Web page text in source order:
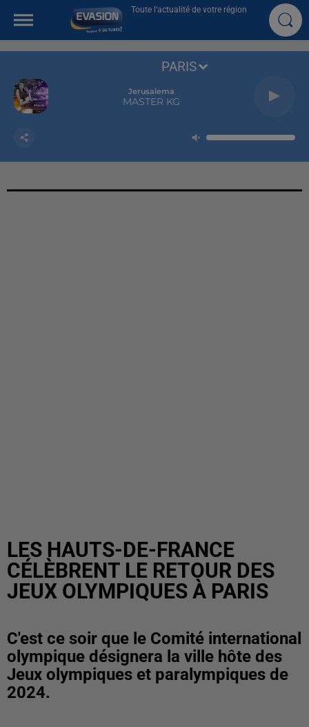
Toute l'actualité de votre région
Jerusalema
MASTER KG
PARIS
LES HAUTS-DE-FRANCE
CÉLÈBRENT LE RETOUR DES
JEUX OLYMPIQUES À PARIS
C'est ce soir que le Comité international
olympique désignera la ville hôte des
Jeux olympiques et paralympiques de
2024.